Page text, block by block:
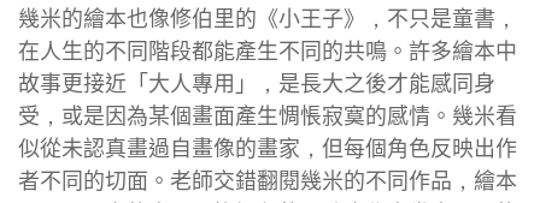
幾米的繪本也像修伯里的《小王子》，不只是童書，
在人生的不同階段都能產生不同的共鳴。許多繪本中
故事更接近「大人專用」，是長大之後才能感同身
受，或是因為某個畫面產生惆悵寂寞的感情。幾米看
似從未認真畫過自畫像的畫家，但每個角色反映出作
者不同的切面。老師交錯翻閱幾米的不同作品，繪本